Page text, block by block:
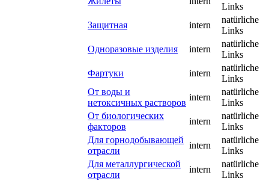
Links
Защитная
intern
natürliche
Links
Одноразовые изделия
intern
natürliche
Links
Фартуки
intern
natürliche
Links
От воды и
нетоксичных растворов
intern
natürliche
Links
От биологических
факторов
intern
natürliche
Links
Для горнодобывающей
отрасли
intern
natürliche
Links
Для металлургической
отрасли
intern
natürliche
Links